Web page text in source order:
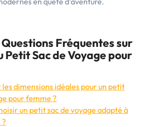
Fréquentes sur
Petit Sac de Voyage pour
les dimensions idéales pour un petit
pour femme ?
un petit sac de voyage adapté à
?